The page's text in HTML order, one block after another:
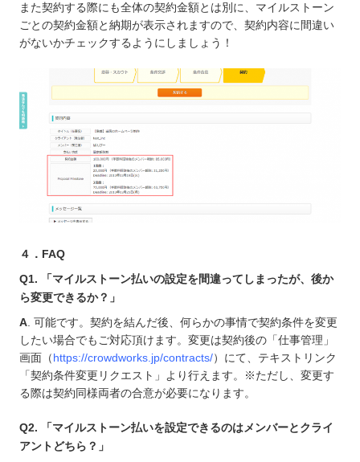
また契約する際にも全体の契約金額とは別に、マイルストーン
ごとの契約金額と納期が表示されますので、契約内容に間違い
がないかチェックするようにしましょう！
４．FAQ
Q1. 「マイルストーン払いの設定を間違ってしまったが、後か
ら変更できるか？」
A . 可能です。契約を結んだ後、何らかの事情で契約条件を変更
したい場合でもご対応頂けます。変更は契約後の「仕事管理」
画面（https://crowdworks.jp/contracts/）にて、テキストリンク
「契約条件変更リクエスト」より行えます。
※ただし、変更す
る際は契約同様両者の合意が必要になります。
Q2. 「マイルストーン払いを設定できるのはメンバーとクライ
アントどちら？」